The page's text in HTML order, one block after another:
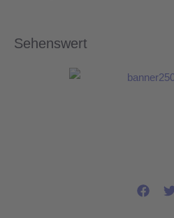
Sehenswert